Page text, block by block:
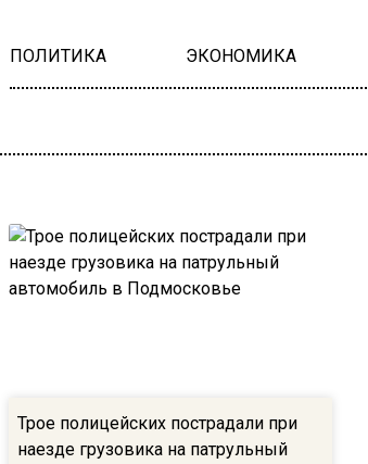
ПОЛИТИКА ЭКОНОМИКА
Трое полицейских пострадали при
наезде грузовика на патрульный